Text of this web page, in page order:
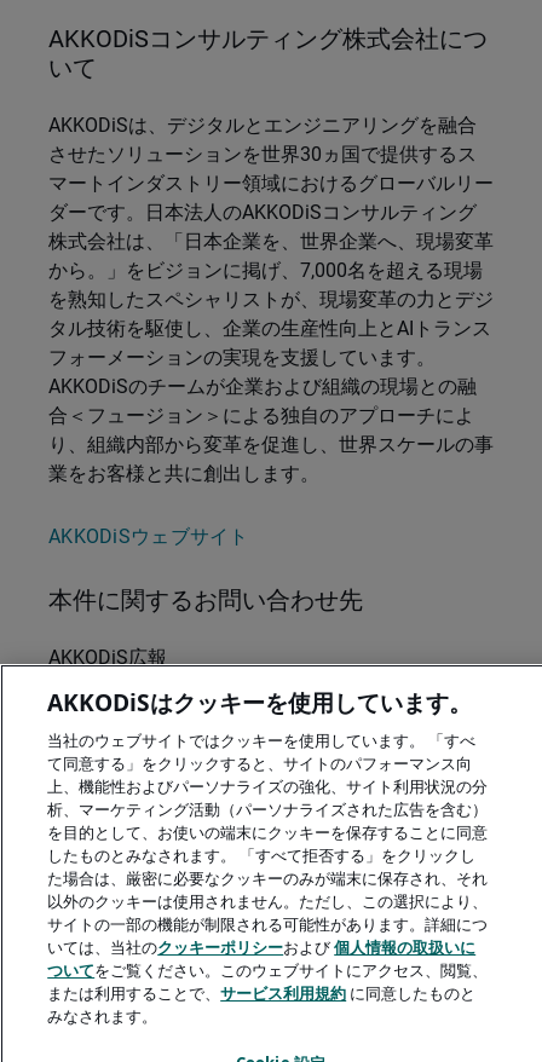
AKKODiSコンサルティング株式会社につ
いて
AKKODiSは、デジタルとエンジニアリングを融合
させたソリューションを世界30ヵ国で提供するス
マートインダストリー領域におけるグローバルリー
ダーです。日本法人のAKKODiSコンサルティング
株式会社は、「日本企業を、世界企業へ、現場変革
から。」をビジョンに掲げ、7,000名を超える現場
を熟知したスペシャリストが、現場変革の力とデジ
タル技術を駆使し、企業の生産性向上とAIトランス
フォーメーションの実現を支援しています。
AKKODiSのチームが企業および組織の現場との融
合＜フュージョン＞による独自のアプローチによ
り、組織内部から変革を促進し、世界スケールの事
業をお客様と共に創出します。
AKKODiSウェブサイト
本件に関するお問い合わせ先
AKKODiS広報
E.akkodis_pr@akkodis.co.jp
A rendering error occurred: me.replaceAll is not a function.
AKKODiSはクッキーを使用しています。
当社のウェブサイトではクッキーを使用しています。 「すべ
て同意する」をクリックすると、サイトのパフォーマンス向
上、機能性およびパーソナライズの強化、サイト利用状況の分
析、マーケティング活動（パーソナライズされた広告を含む）
を目的として、お使いの端末にクッキーを保存することに同意
したものとみなされます。 「すべて拒否する」をクリックし
た場合は、厳密に必要なクッキーのみが端末に保存され、それ
以外のクッキーは使用されません。ただし、この選択により、
サイトの一部の機能が制限される可能性があります。詳細につ
いては、当社のクッキーポリシーおよび個人情報の取扱いに
ついてをご覧ください。このウェブサイトにアクセス、閲覧、
または利用することで、サービス利用規約 に同意したものと
みなされます。